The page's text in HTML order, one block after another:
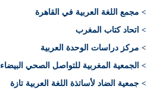
> مجمع اللغة العربية في القاهرة
> اتحاد كتاب المغرب
> مركز دراسات الوحدة العربية
> الجمعية المغربية للتواصل الصحي البيضاء
> جمعية الضاد لأساتذة اللغة العربية تازة